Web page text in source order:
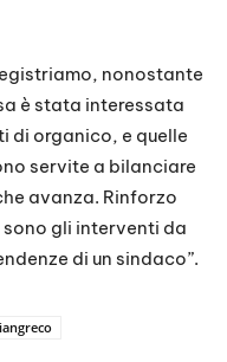
nonostante
è stata interessata
di organico, e quelle
servite a bilanciare
avanza. Rinforzo
gli interventi da
di un sindaco”.